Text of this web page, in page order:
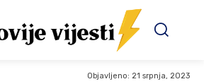
Objavljeno: 21 srpnja, 2023